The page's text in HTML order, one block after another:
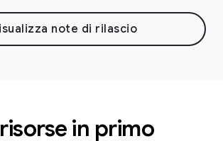
note di rilascio
in primo